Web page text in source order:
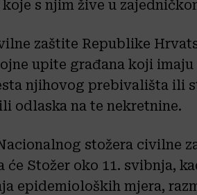
koje s njim žive u
zaštite Republike
upite građana koji
njihovog prebivališta ili
odlaska na te nekretnine.
stožera civilne
će Stožer oko 11. svibnja,
epidemioloških mjera,